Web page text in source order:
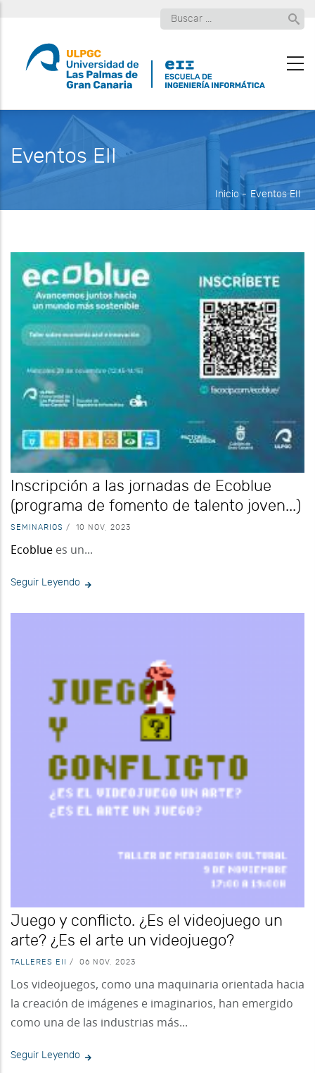
contenido
principal
Buscar
Inicio - Eventos EII
Eventos EII
Inscripción a las jornadas de Ecoblue
(programa de fomento de talento joven...)
SEMINARIOS / 10 NOV, 2023
Ecoblue es un...
Seguir Leyendo
Juego y conflicto. ¿Es el videojuego un
arte? ¿Es el arte un videojuego?
TALLERES EII / 06 NOV, 2023
Los videojuegos, como una maquinaria orientada hacia
la creación de imágenes e imaginarios, han emergido
como una de las industrias más...
Seguir Leyendo